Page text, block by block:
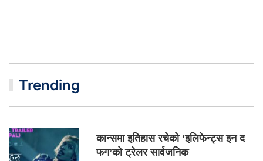
Trending
कान्समा इतिहास रचेको ‘इलिफेन्ट्स इन द
फग’को ट्रेलर सार्वजनिक